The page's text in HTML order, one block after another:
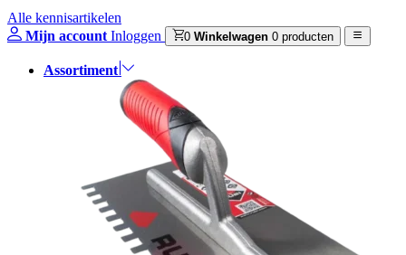
Alle kennisartikelen
Mijn account Inloggen 0 Winkelwagen 0 producten
Assortiment